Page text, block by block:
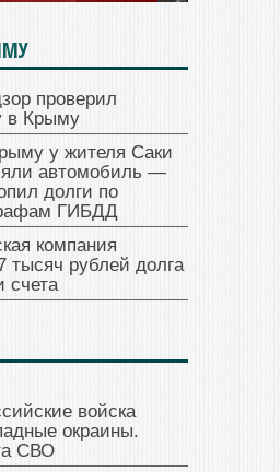
проверил
в Крыму
у жителя Саки
автомобиль —
долги по
ГИБДД
компания
тысяч рублей долга
счета
войска
окраины.
СВО